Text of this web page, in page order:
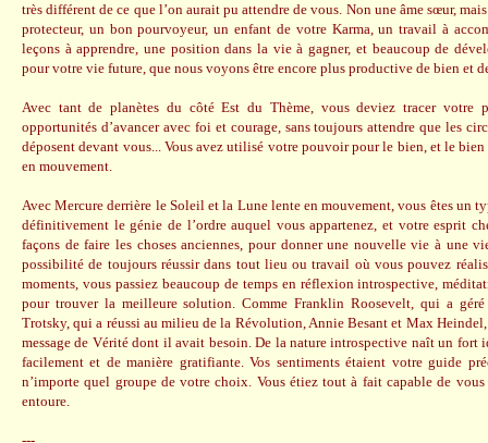
très différent de ce que l’on aurait pu attendre de vous. Non une âme sœur,
protecteur, un bon pourvoyeur, un enfant de votre Karma, un travail à
leçons à apprendre, une position dans la vie à gagner, et beaucoup de
pour votre vie future, que nous voyons être encore plus productive de bien et
Avec tant de planètes du côté Est du Thème, vous deviez tracer votre
opportunités d’avancer avec foi et courage, sans toujours attendre que les
déposent devant vous... Vous avez utilisé votre pouvoir pour le bien, et le
en mouvement.
Avec Mercure derrière le Soleil et la Lune lente en mouvement, vous êtes un
définitivement le génie de l’ordre auquel vous appartenez, et votre esprit
façons de faire les choses anciennes, pour donner une nouvelle vie à une
possibilité de toujours réussir dans tout lieu ou travail où vous pouvez
moments, vous passiez beaucoup de temps en réflexion introspective,
pour trouver la meilleure solution. Comme Franklin Roosevelt, qui a
Trotsky, qui a réussi au milieu de la Révolution, Annie Besant et Max
message de Vérité dont il avait besoin. De la nature introspective naît un fort
facilement et de manière gratifiante. Vos sentiments étaient votre guide
n’importe quel groupe de votre choix. Vous étiez tout à fait capable de
entoure.